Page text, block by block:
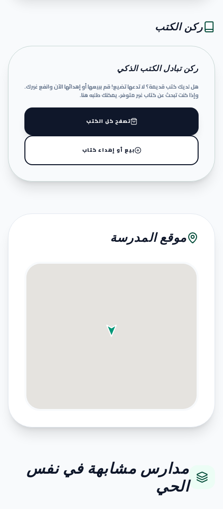
ركن الكتب
ركن تبادل الكتب الذكي
هل لديك كتب قديمة؟ لا تدعها تضيع! قم ببيعها أو إهدائها الآن وانفع غيرك.
وإذا كنت تبحث عن كتاب غير متوفر، يمكنك طلبه هنا.
تصفح كل الكتب
بيع أو إهداء كتاب
موقع المدرسة
مدارس مشابهة في نفس
الحي